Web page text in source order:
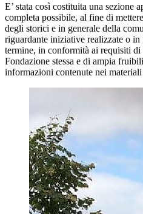
E’ stata così costituita una sezione
completa possibile, al fine di
degli storici e in generale della
riguardante iniziative realizzate o in
termine, in conformità ai requisiti di
Fondazione stessa e di ampia
informazioni contenute nei materiali